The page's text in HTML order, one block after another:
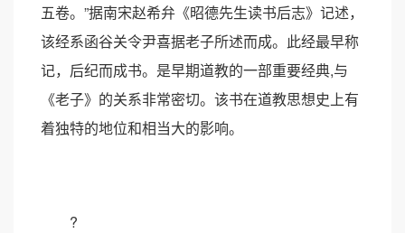
五卷。”据南宋赵希弁《昭德先生读书后志》记述，
该经系函谷关令尹喜据老子所述而成。此经最早称
记，后纪而成书。是早期道教的一部重要经典,与
《老子》的关系非常密切。该书在道教思想史上有
着独特的地位和相当大的影响。
?